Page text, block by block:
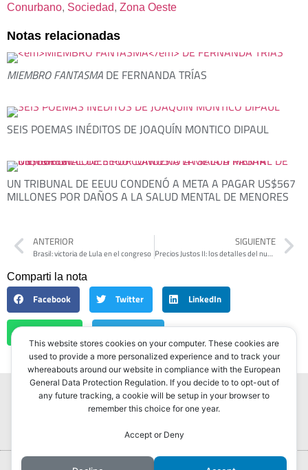
Conurbano, Sociedad, Zona Oeste
Notas relacionadas
MIEMBRO FANTASMA DE FERNANDA TRÍAS
SEIS POEMAS INÉDITOS DE JOAQUÍN MONTICO DIPAUL
UN TRIBUNAL DE EEUU CONDENÓ A META A PAGAR US$567
MILLONES POR DAÑOS A LA SALUD MENTAL DE MENORES
ANTERIOR
Brasil: victoria de Lula en el congreso
SIGUIENTE
Precios Justos II: los detalles del nuevo plan para contener la inflación
Comparti la nota
Facebook Twitter LinkedIn
Portada Hurlingham Post ®2022
This website stores cookies on your computer. These cookies are
used to provide a more personalized experience and to track your
whereabouts around our website in compliance with the European
General Data Protection Regulation. If you decide to to opt-out of
any future tracking, a cookie will be setup in your browser to
remember this choice for one year.
Accept or Deny